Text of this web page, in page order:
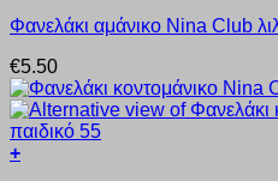
να
στη
σελίδα
του
προϊόντος
το
έχει
πολλαπλές
παραλλαγές.
Οι
επιλογές
Φανελάκι αμάνικο Nina Club
€5.50
+